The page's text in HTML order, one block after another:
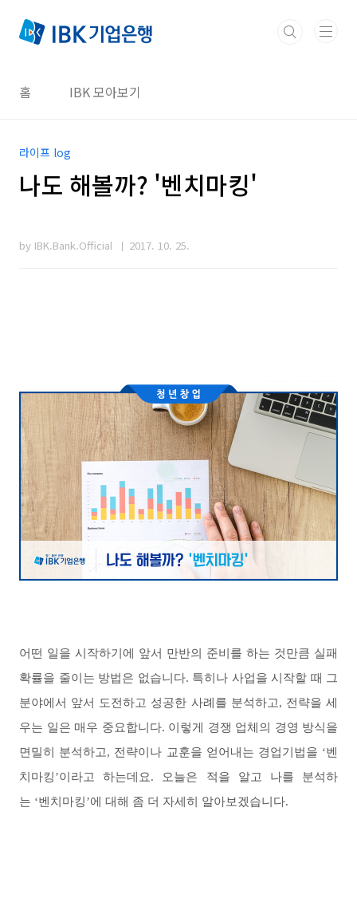
홈 IBK 모아보기
라이프 log
나도 해볼까? '벤치마킹'
by IBK.Bank.Official 2017. 10. 25.
어떤 일을 시작하기에 앞서 만반의 준비를 하는 것만큼 실패
확률을 줄이는 방법은 없습니다. 특히나 사업을 시작할 때 그
분야에서 앞서 도전하고 성공한 사례를 분석하고, 전략을 세
우는 일은 매우 중요합니다. 이렇게 경쟁 업체의 경영 방식을
면밀히 분석하고, 전략이나 교훈을 얻어내는 경업기법을 ‘벤
치마킹’이라고 하는데요.
오늘은 적을 알고 나를 분석하
는 ‘벤치마킹’에 대해 좀 더 자세히 알아보겠습니다.